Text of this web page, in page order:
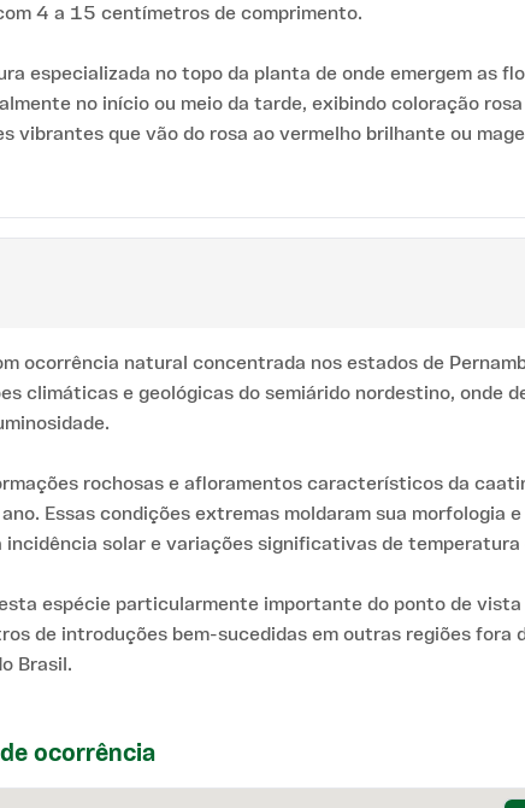
4 a 15 centímetros de comprimento.
especializada no topo da planta de onde emergem as
no início ou meio da tarde, exibindo coloração
vibrantes que vão do rosa ao vermelho brilhante ou
ocorrência natural concentrada nos estados de
climáticas e geológicas do semiárido nordestino, onde
rochosas e afloramentos característicos da
Essas condições extremas moldaram sua
solar e variações significativas de
espécie particularmente importante do ponto de
de introduções bem-sucedidas em outras regiões
Brasil.
ocorrência